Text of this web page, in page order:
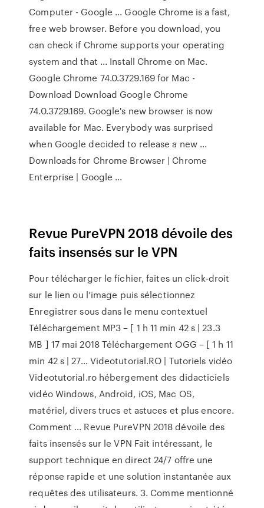
Computer - Google ... Google Chrome is a fast,
free web browser. Before you download, you
can check if Chrome supports your operating
system and that ... Install Chrome on Mac.
Google Chrome 74.0.3729.169 for Mac -
Download Download Google Chrome
74.0.3729.169. Google's new browser is now
available for Mac. Everybody was surprised
when Google decided to release a new ...
Downloads for Chrome Browser | Chrome
Enterprise | Google ...
Revue PureVPN 2018 dévoile des
faits insensés sur le VPN
Pour télécharger le fichier, faites un click-droit
sur le lien ou l’image puis sélectionnez
Enregistrer sous dans le menu contextuel
Téléchargement MP3 – [ 1 h 11 min 42 s | 23.3
MB ] 17 mai 2018 Téléchargement OGG – [ 1 h 11
min 42 s | 27… Videotutorial.RO | Tutoriels vidéo
Videotutorial.ro hébergement des didacticiels
vidéo Windows, Android, iOS, Mac OS,
matériel, divers trucs et astuces et plus encore.
Comment ... Revue PureVPN 2018 dévoile des
faits insensés sur le VPN Fait intéressant, le
support technique en direct 24/7 offre une
réponse rapide et une solution instantanée aux
requêtes des utilisateurs. 3. Comme mentionné